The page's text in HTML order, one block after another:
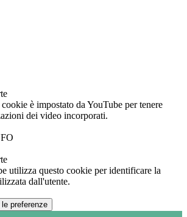
è impostato da YouTube per tenere
dei video incorporati.
utilizza questo cookie per identificare la
dall'utente.
preferenze